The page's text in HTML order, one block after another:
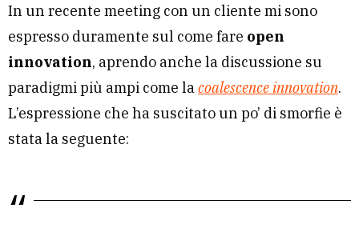
In un recente meeting con un cliente mi sono
espresso duramente sul come fare open
innovation, aprendo anche la discussione su
paradigmi più ampi come lacoalescence innovation.
L’espressione che ha suscitato un po’ di smorfie è
stata la seguente: